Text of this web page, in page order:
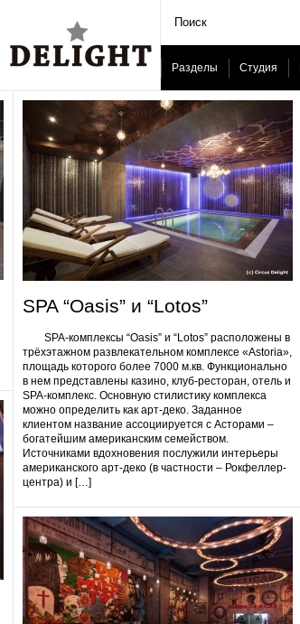
Разделы Студия
SPA “Oasis” и “Lotos”
SPA-комплексы “Oasis” и “Lotos” расположены в
трёхэтажном развлекательном комплексе «Astoria»,
площадь которого более 7000 м.кв. Функционально
в нем представлены казино, клуб-ресторан, отель и
SPA-комплекс. Основную стилистику комплекса
можно определить как арт-деко. Заданное
клиентом название ассоциируется с Асторами –
богатейшим американским семейством.
Источниками вдохновения послужили интерьеры
американского арт-деко (в частности – Рокфеллер-
центра) и […]